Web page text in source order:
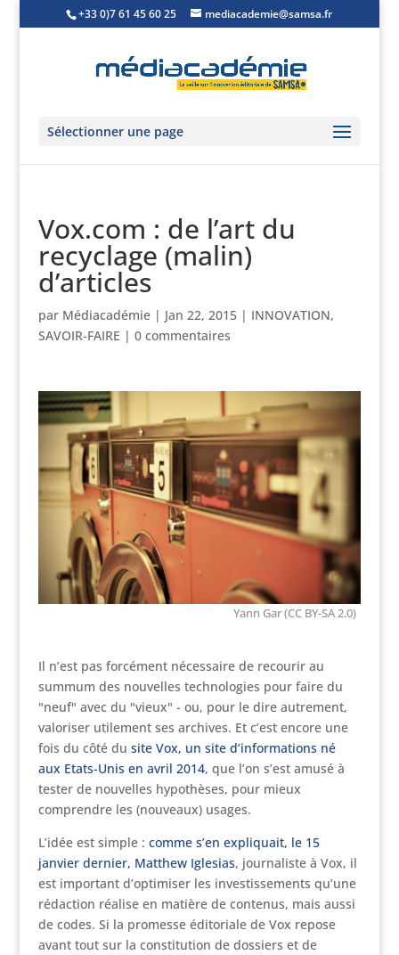
+33 0)7 61 45 60 25 mediacademie@samsa.fr
Sélectionner une page
Vox.com : de l’art du
recyclage (malin)
d’articles
par Médiacadémie| Jan 22, 2015| INNOVATION,
SAVOIR-FAIRE | 0 commentaires
Yann Gar (CC BY-SA 2.0)
Il n’est pas forcément nécessaire de recourir au
summum des nouvelles technologies pour faire du
"neuf" avec du "vieux" - ou, pour le dire autrement,
valoriser utilement ses archives. Et c’est encore une
fois du côté du site Vox, un site d’informations né
aux Etats-Unis en avril 2014, que l’on s’est amusé à
tester de nouvelles hypothèses, pour mieux
comprendre les (nouveaux) usages.
L’idée est simple : comme s’en expliquait, le 15
janvier dernier, Matthew Iglesias, journaliste à Vox, il
est important d’optimiser les investissements qu’une
rédaction réalise en matière de contenus, mais aussi
de codes. Si la promesse éditoriale de Vox repose
avant tout sur la constitution de dossiers et de